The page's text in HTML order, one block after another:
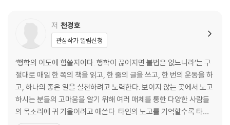
100까지 달리기
학습보다 라포가 먼저다
조금 더 위로, 동그라미 안에 넣는 거야
장애가 아니라 이름으로 불러 줄 수 있어?
모두를 위해 필요한 활동지원사
서로 더 가까워지는 우리 사이의 ‘스파크’
우리 교실의 ‘스파크’
진웅이도 문제를 풀고 싶었을 텐데
낯선 봄날, 한 뼘 더 자라는 시간
저 천경호
관심작가 알림신청
‘행학의 이도에 힘쓸지어다. 행학이 끊어지면 불법은 없느니라’는 구
절대로 매일 한 쪽의 책을 읽고, 한 줄의 글을 쓰고, 한 번의 운동을 하
고, 하나의 좋은 일을 실천하려고 노력한다. 보이지 않는 곳에서 노고
하시는 분들의 고마움을 알기 위해 여러 매체를 통한 다양한 사람들
의 목소리에 귀 기울이려고 애쓴다. 타인의 노고를 기억할수록 타인